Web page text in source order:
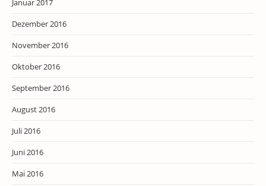
Januar 2017
Dezember 2016
November 2016
Oktober 2016
September 2016
August 2016
Juli 2016
Juni 2016
Mai 2016